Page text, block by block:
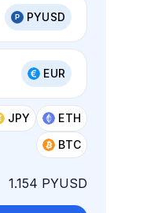
PYUSD
EUR
JPY
ETH
BTC
1.154 PYUSD